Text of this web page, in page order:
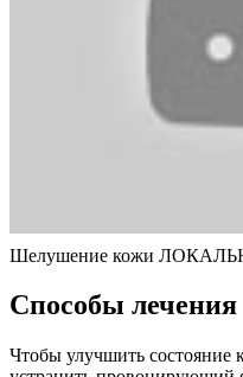
Шелушение кожи
Способы лечения
Чтобы улучшить состояние